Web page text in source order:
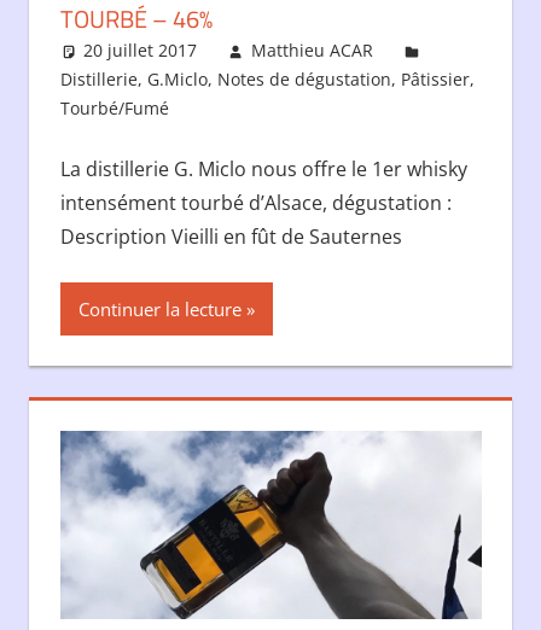
TOURBÉ – 46%
20 juillet 2017
Matthieu ACAR
Distillerie, G.Miclo, Notes de dégustation, Pâtissier,
Tourbé/Fumé
La distillerie G. Miclo nous offre le 1er whisky
intensément tourbé d’Alsace, dégustation :
Description Vieilli en fût de Sauternes
Continuer la lecture